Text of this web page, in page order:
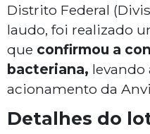
Distrito Federal
laudo, foi realizado
que confirmou a
bacteriana, levando
acionamento da
Detalhes do